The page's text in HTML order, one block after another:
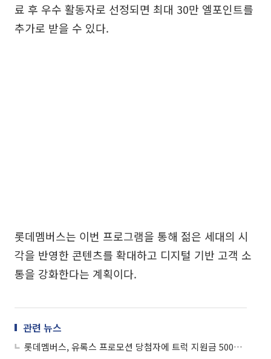
료 후 우수 활동자로 선정되면 최대 30만 엘포인트를
추가로 받을 수 있다.
롯데멤버스는 이번 프로그램을 통해 젊은 세대의 시
각을 반영한 콘텐츠를 확대하고 디지털 기반 고객 소
통을 강화한다는 계획이다.
관련 뉴스
롯데멤버스, 유록스 프로모션 당첨자에 트럭 지원금 5000만원 전달